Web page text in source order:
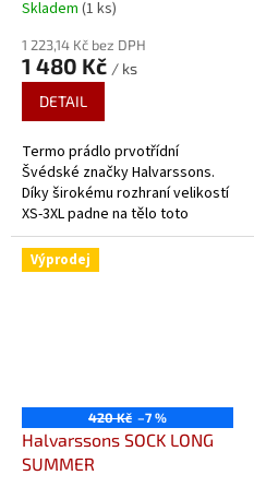
Skladem (1 ks)
1 223,14 Kč bez DPH
1 480 Kč / ks
DETAIL
Termo prádlo prvotřídní
Švédské značky Halvarssons.
Díky širokému rozhraní velikostí
XS-3XL padne na tělo toto
prádlo každému, navíc je díky
novému designu šedé barvy a...
Výprodej
420 Kč –7 %
Halvarssons SOCK LONG
SUMMER